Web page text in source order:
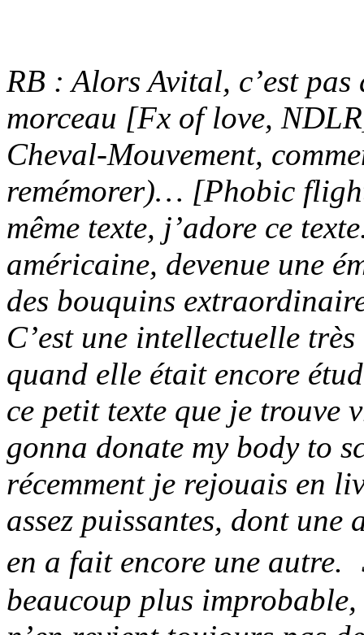
RB : Alors Avital, c’est
morceau [Fx of love,
Cheval-Mouvement,
remémorer)… [Phobic
même texte, j’adore ce
américaine, devenue une
des bouquins
C’est une intellectuelle
quand elle était encore
ce petit texte que je trouve
gonna donate my body to
récemment je rejouais en
assez puissantes, dont
en a fait encore une
beaucoup plus improbable,